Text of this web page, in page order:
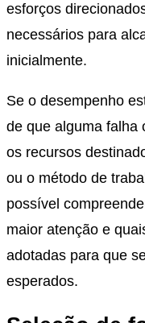
esforços
necessários para
inicialmente.
Se o desempenho
de que alguma falha
os recursos
ou o método de
possível
maior atenção e
adotadas para que
esperados.